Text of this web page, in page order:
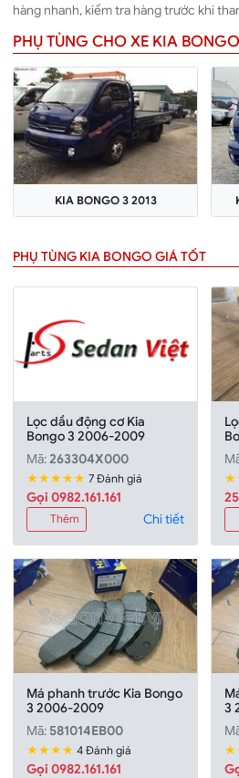
hàng nhanh, kiểm tra hàng trước khi
PHỤ TÙNG CHO XE KIA BONGO
KIA BONGO 3 2013
PHỤ TÙNG KIA BONGO GIÁ TỐT
Lọc dầu động cơ Kia
Bongo 3 2006-2009
Mã:263304X000
★★★★★ 7 Đánh giá
Gọi 0982.161.161
Thêm Chi tiết
Má phanh trước Kia Bongo
3 2006-2009
Mã: 581014EB00
★★★★ 4 Đánh giá
Gọi 0982.161.161
3